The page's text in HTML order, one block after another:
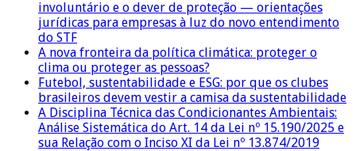
involuntário e o dever de proteção — orientações
jurídicas para empresas à luz do novo entendimento
do STF
A nova fronteira da política climática: proteger o
clima ou proteger as pessoas?
Futebol, sustentabilidade e ESG: por que os clubes
brasileiros devem vestir a camisa da sustentabilidade
A Disciplina Técnica das Condicionantes Ambientais:
Análise Sistemática do Art. 14 da Lei nº 15.190/2025 e
sua Relação com o Inciso XI da Lei nº 13.874/2019